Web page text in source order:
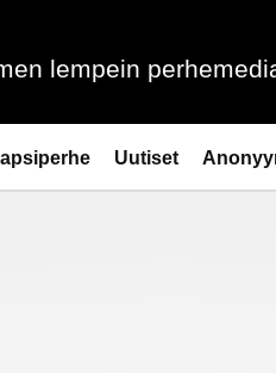
lempein
Uutiset